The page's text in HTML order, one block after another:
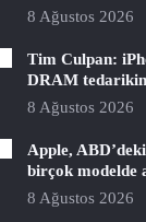
8 Ağustos 2026
Tim Culpan:
DRAM
8 Ağustos 2026
Apple,
birçok modelde
8 Ağustos 2026